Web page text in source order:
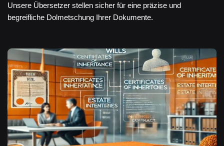
Unsere Übersetzer stellen sicher für eine präzise und
begreifliche Dolmetschung Ihrer Dokumente.